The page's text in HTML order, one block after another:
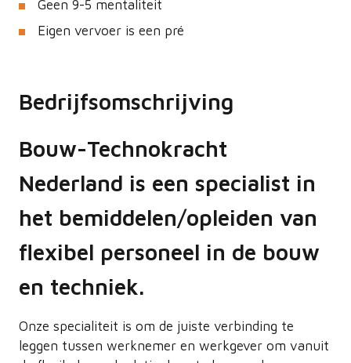
Geen 9-5 mentaliteit
Eigen vervoer is een pré
Bedrijfsomschrijving
Bouw-Technokracht
Nederland is een specialist in
het bemiddelen/opleiden van
flexibel personeel in de bouw
en techniek.
Onze specialiteit is om de juiste verbinding te
leggen tussen werknemer en werkgever om vanuit